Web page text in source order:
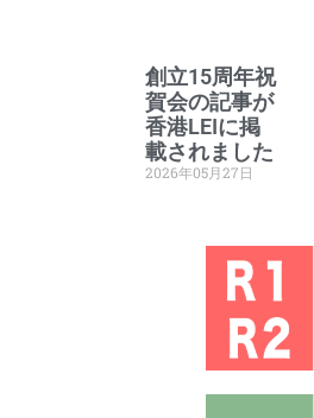
創立15周年祝
賀会の記事が
香港LEIに掲
載されました
2026年05月27日